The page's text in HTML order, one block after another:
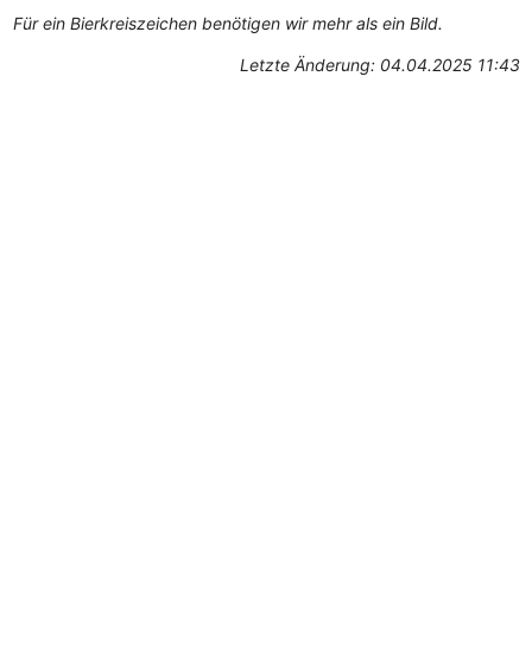
Für ein Bierkreiszeichen benötigen wir mehr als ein Bild.
Letzte Änderung: 04.04.2025 11:43